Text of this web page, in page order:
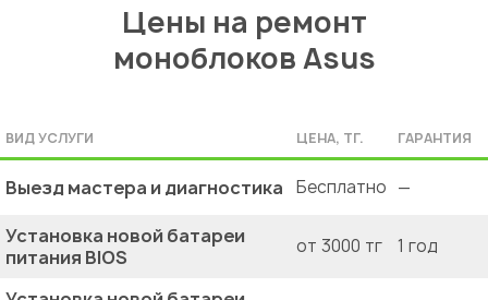
Цены на ремонт
моноблоков Asus
ВИД УСЛУГИ ЦЕНА, ТГ. ГАРАНТИЯ
Выезд мастера и диагностика Бесплатно —
Установка новой батареи
питания BIOS
от 3000 тг 1 год